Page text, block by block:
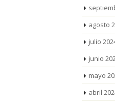
agosto
julio
junio
mayo
abril